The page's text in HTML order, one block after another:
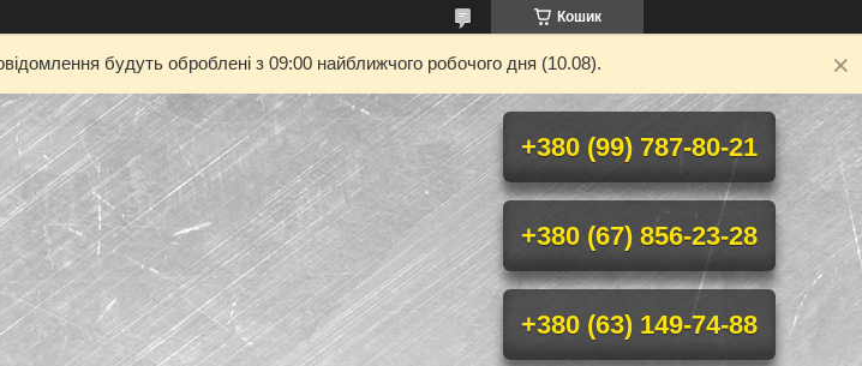
Кошик
будуть оброблені з 09:00 найближчого робочого дня (10.08).
+380 (99) 787-80-21
+380 (67) 856-23-28
+380 (63) 149-74-88